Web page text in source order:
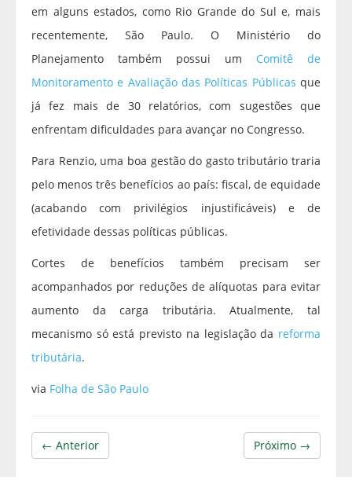
em alguns estados, como Rio Grande do Sul e, mais
recentemente, São Paulo. O Ministério do
Planejamento também possui um Comitê de
Monitoramento e Avaliação das Políticas Públicas que
já fez mais de 30 relatórios, com sugestões que
enfrentam dificuldades para avançar no Congresso.
Para Renzio, uma boa gestão do gasto tributário traria
pelo menos três benefícios ao país: fiscal, de equidade
(acabando com privilégios injustificáveis) e de
efetividade dessas políticas públicas.
Cortes de benefícios também precisam ser
acompanhados por reduções de alíquotas para evitar
aumento da carga tributária. Atualmente, tal
mecanismo só está previsto na legislação da reforma
tributária.
via Folha de São Paulo
Próximo →
← Anterior